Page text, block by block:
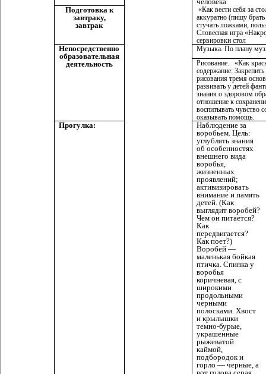
Подготовка к
завтраку,
завтрак
«Как вести себя за
аккуратно (пищу
стучать ложками,
Словесная игра
сервировки стол
Непосредственно
образовательная
деятельность
Музыка. По плану
Рисование. «Как
содержание:
рисования тремя
развивать у детей
знания о здоровом
отношение к
воспитывать чувство
оказывать помощь.
Прогулка:
Наблюдение за
воробьем. Цель:
углублять знания
об особенностях
внешнего вида
воробья,
жизненных
проявлений;
активизировать
внимание и память
детей. (Как
выглядит воробей?
Чем он питается?
Как
передвигается?
Как поет?)
Воробей —
маленькая бойкая
птичка. Спинка у
воробья
коричневая, с
широкими
продольными
черными
полосками. Хвост
и крылышки
темно-бурые,
украшенные
рыжеватой
каймой,
подбородок и
горло — черные, а